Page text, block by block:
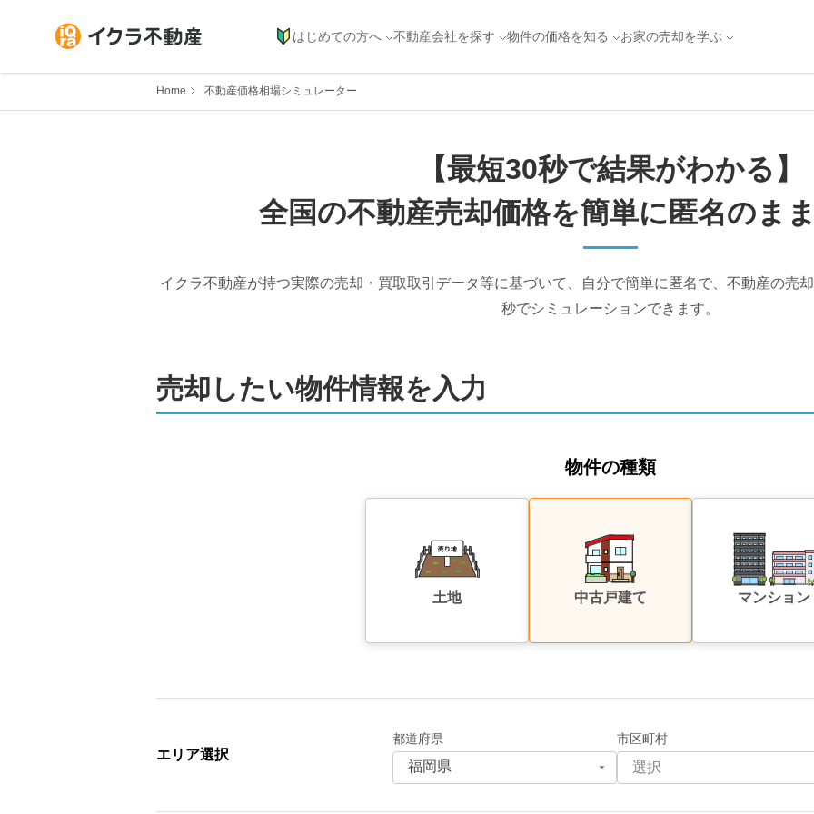
はじめての方へ 不動産会社を探す 物件の価格を知る お家の売却を学ぶ
Home 不動産価格相場シミュレーター
【最短30秒で結果がわかる】
全国の不動産売却価格を簡単に匿名のま
イクラ不動産が持つ実際の売却・買取取引データ等に基づいて、自分で簡単に匿名で、不動産の売
秒でシミュレーションできます。
売却したい物件情報を入力
物件の種類
土地 中古戸建て マンション
エリア選択
都道府県 市区町村